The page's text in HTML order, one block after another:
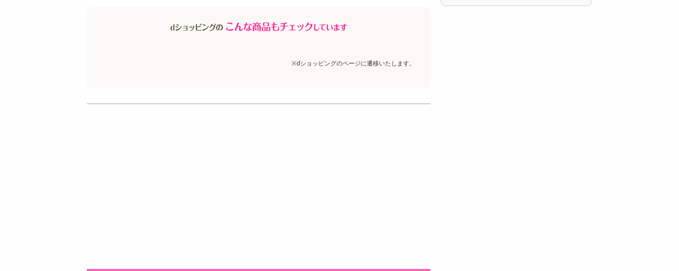
※dショッピングのページに遷移いたします。